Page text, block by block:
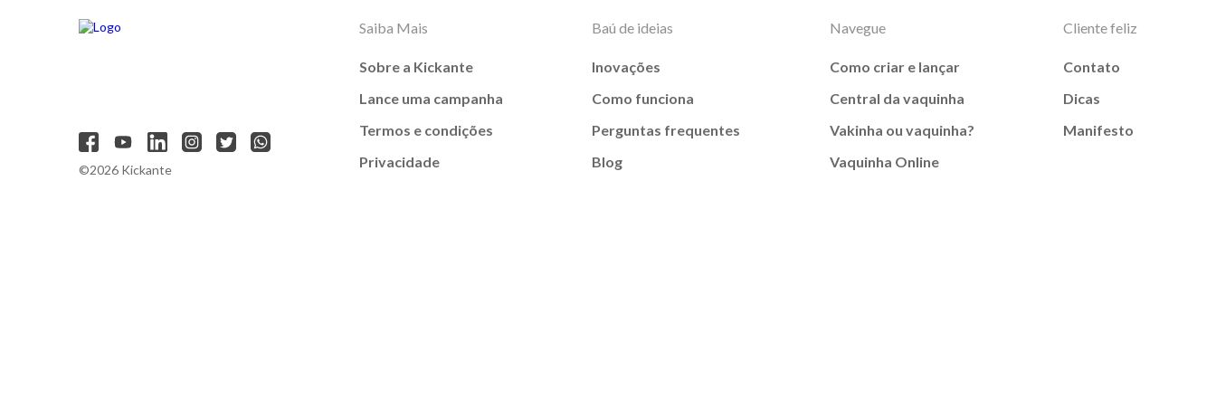
©2026 Kickante
Saiba Mais
Sobre a Kickante
Lance uma campanha
Termos e condições
Privacidade
Baú de ideias
Inovações
Como funciona
Perguntas frequentes
Blog
Navegue
Como criar e lançar
Central da vaquinha
Vakinha ou vaquinha?
Vaquinha Online
Cliente feliz
Contato
Dicas
Manifesto